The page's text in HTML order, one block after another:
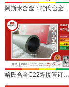
阿斯米合金：哈氏合金C276焊接管服务离心机项目